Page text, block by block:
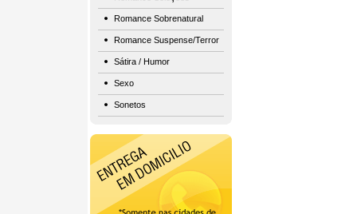
Romance Sobrenatural
Romance Suspense/Terror
Sátira / Humor
Sexo
Sonetos